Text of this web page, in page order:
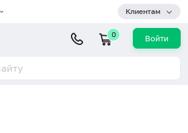
Клиентам
0 Войти